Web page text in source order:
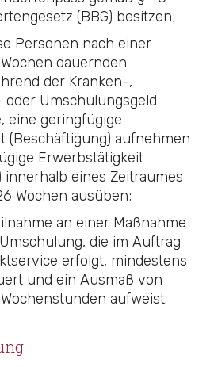
(BBG) besitzen;
Personen nach einer
dauernden
der Kranken-,
oder Umschulungsgeld
eine geringfügige
(Beschäftigung) aufnehmen
Erwerbstätigkeit
innerhalb eines Zeitraumes
Wochen ausüben;
an einer Maßnahme
die im Auftrag
erfolgt, mindestens
und ein Ausmaß von
aufweist.